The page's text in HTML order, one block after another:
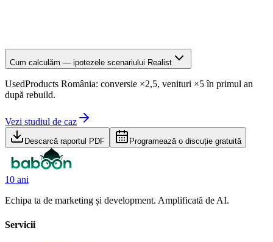
Cum calculăm — ipotezele scenariului Realist
UsedProducts România: conversie ×2,5, venituri ×5 în primul an
după rebuild.
Vezi studiul de caz
Descarcă raportul PDF Programează o discuție gratuită
10 ani
Echipa ta de marketing și development. Amplificată de AI.
Servicii